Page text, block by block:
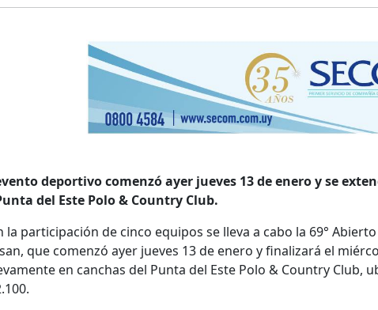
deportivo comenzó ayer jueves 13 de enero y se
del Este Polo & Country Club.
la participación de cinco equipos se lleva a cabo la 69°
que comenzó ayer jueves 13 de enero y finalizará el
en canchas del Punta del Este Polo & Country Club,